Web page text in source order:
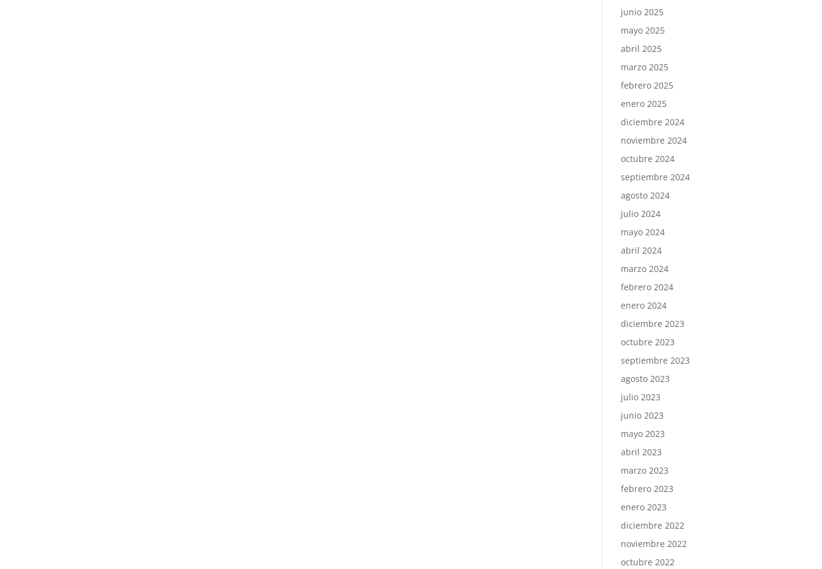
junio 2025
mayo 2025
abril 2025
marzo 2025
febrero 2025
enero 2025
diciembre 2024
noviembre 2024
octubre 2024
septiembre 2024
agosto 2024
julio 2024
mayo 2024
abril 2024
marzo 2024
febrero 2024
enero 2024
diciembre 2023
octubre 2023
septiembre 2023
agosto 2023
julio 2023
junio 2023
mayo 2023
abril 2023
marzo 2023
febrero 2023
enero 2023
diciembre 2022
noviembre 2022
octubre 2022